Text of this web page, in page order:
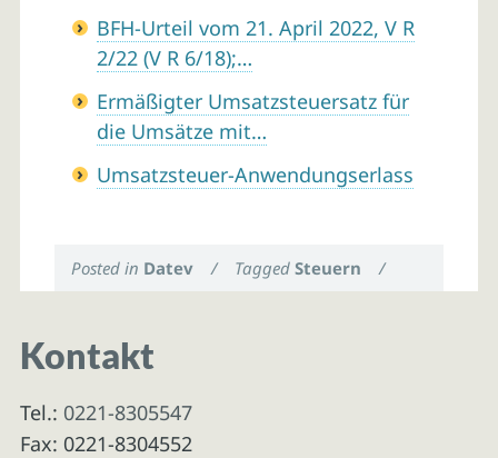
BFH-Urteil vom 21. April 2022, V R
2/22 (V R 6/18);…
Ermäßigter Umsatzsteuersatz für
die Umsätze mit…
Umsatzsteuer-Anwendungserlass
Posted in Datev / TaggedSteuern /
Kontakt
Tel.: 0221-8305547
Fax: 0221-8304552